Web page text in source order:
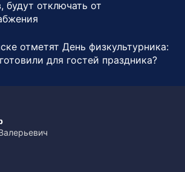
будут отключать от
отметят День физкультурника:
для гостей праздника?